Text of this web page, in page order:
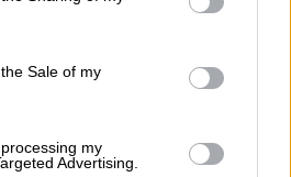
Google and its third-party tags to
purposes in below Google
Sale of my
my
Advertising.